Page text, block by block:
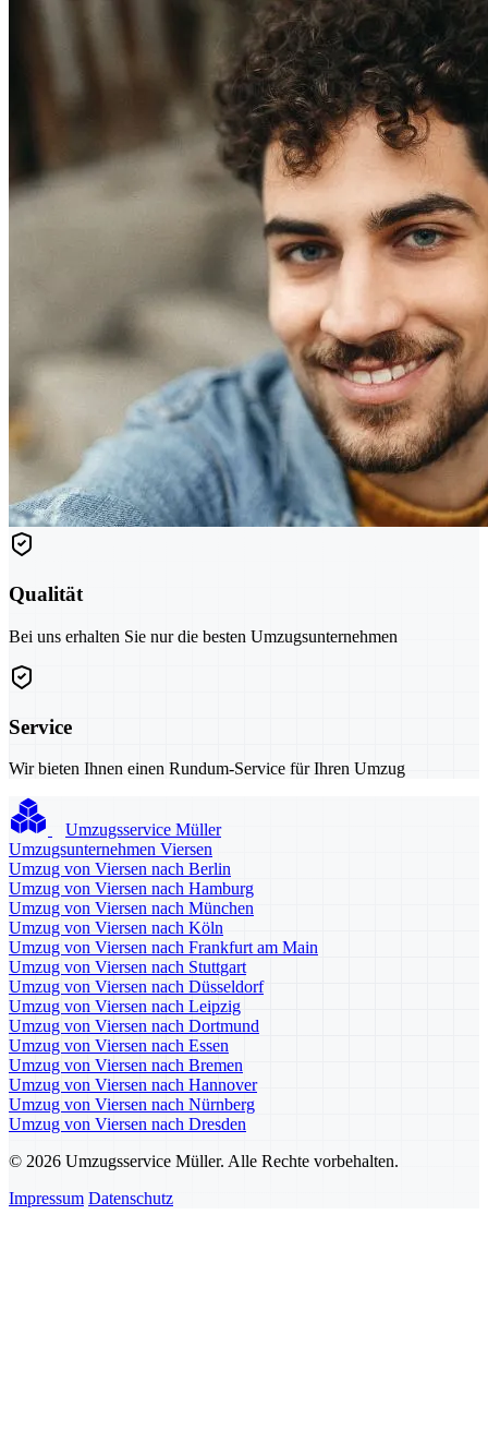
Qualität
Bei uns erhalten Sie nur die besten Umzugsunternehmen
Service
Wir bieten Ihnen einen Rundum-Service für Ihren Umzug
Umzugsservice Müller
Umzugsunternehmen Viersen
Umzug von Viersen nach Berlin
Umzug von Viersen nach Hamburg
Umzug von Viersen nach München
Umzug von Viersen nach Köln
Umzug von Viersen nach Frankfurt am Main
Umzug von Viersen nach Stuttgart
Umzug von Viersen nach Düsseldorf
Umzug von Viersen nach Leipzig
Umzug von Viersen nach Dortmund
Umzug von Viersen nach Essen
Umzug von Viersen nach Bremen
Umzug von Viersen nach Hannover
Umzug von Viersen nach Nürnberg
Umzug von Viersen nach Dresden
© 2026 Umzugsservice Müller. Alle Rechte vorbehalten.
Impressum Datenschutz